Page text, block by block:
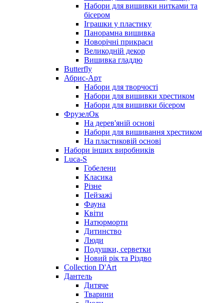
Набори для вишивки нитками та
бісером
Іграшки у пластику
Панорамна вишивка
Новорічні прикраси
Великодній декор
Вишивка гладдю
Butterfly
Абрис-Арт
Набори для творчості
Набори для вишивки хрестиком
Набори для вишивки бісером
ФрузелОк
На дерев'яній основі
Набори для вишивання хрестиком
На пластиковій основі
Набори інших виробників
Luca-S
Гобелени
Класика
Різне
Пейзажі
Фауна
Квіти
Натюрморти
Дитинство
Люди
Подушки, серветки
Новий рік та Різдво
Collection D'Art
Дантель
Дитяче
Тварини